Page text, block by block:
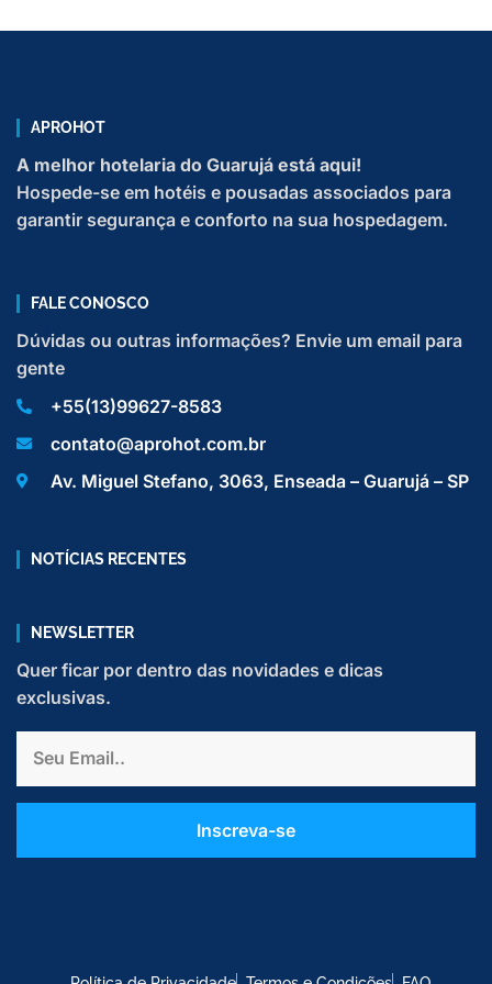
APROHOT
A melhor hotelaria do Guarujá está aqui!
Hospede-se em hotéis e pousadas associados para
garantir segurança e conforto na sua hospedagem.
FALE CONOSCO
Dúvidas ou outras informações? Envie um email para
gente
+55(13)99627-8583
contato@aprohot.com.br
Av. Miguel Stefano, 3063, Enseada – Guarujá – SP
NOTÍCIAS RECENTES
NEWSLETTER
Quer ficar por dentro das novidades e dicas
exclusivas.
Inscreva-se